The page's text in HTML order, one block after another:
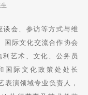
会、参访等方式与维
国际文化交流合作协会
艺术、文化、公务员
国际文化政策处处长
演领域专业负责人，